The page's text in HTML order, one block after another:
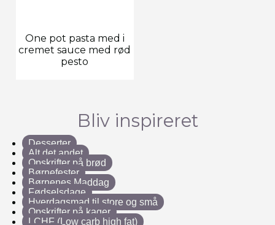
One pot pasta med i
cremet sauce med rød
pesto
Bliv inspireret
Desserter
Alt det andet
Opskrifter på brød
Børnefester
Børnenes Maddag
Fødselsdage
Hverdagsmad til store og små
Opskrifter på kager
LCHF (Low carb high fat)